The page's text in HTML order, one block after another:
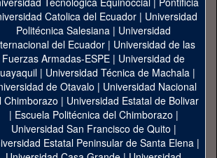
Catolica del Ecuador | Universidad
Politécnica Salesiana | Universidad
del Ecuador | Universidad de las
Fuerzas Armadas-ESPE | Universidad de
| Universidad Técnica de Machala|
de Otavalo | Universidad Nacional
Chimborazo | Universidad Estatal de Bolivar
| Escuela Politécnica del Chimborazo |
Universidad San Francisco de Quito |
Estatal Peninsular de Santa Elena|